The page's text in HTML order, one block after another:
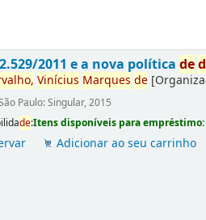
2011 e a nova políticade
Vinícius Marques de
Paulo: Singular, 2015
de:Itens disponíveis para empréstimo:
Adicionar ao seu carrinho